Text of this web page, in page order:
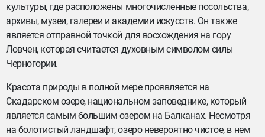
культуры, где расположены многочисленные посольства,
архивы, музеи, галереи и академии искусств. Он также
является отправной точкой для восхождения на гору
Ловчен, которая считается духовным символом силы
Черногории.
Красота природы в полной мере проявляется на
Скадарском озере, национальном заповеднике, который
является самым большим озером на Балканах. Несмотря
на болотистый ландшафт, озеро невероятно чистое, в нем